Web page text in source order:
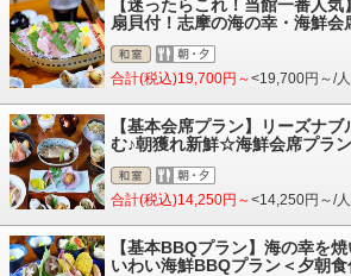
【迷ったらこれ！当館一番人
扇貝付！志摩の海の幸・海鮮会
合計(税込)19,700円～<19,700円～/
【基本会席プラン】リーズナ
む♪朝獲れ新鮮☆海鮮会席プラ
合計(税込)14,250円～<14,250円～/
【基本BBQプラン】海の幸を
いわい海鮮BBQプラン＜夕朝食